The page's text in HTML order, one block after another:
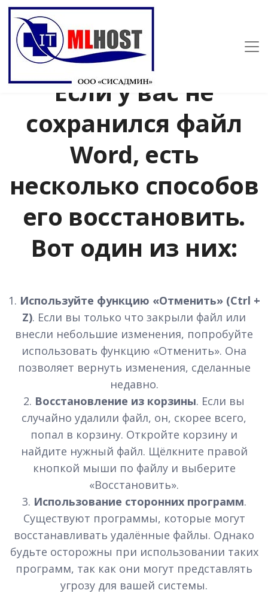
Если у вас не
сохранился файл
Word, есть
несколько способов
его восстановить.
Вот один из них:
1. Используйте функцию «Отменить» (Ctrl +
Z). Если вы только что закрыли файл или
внесли небольшие изменения, попробуйте
использовать функцию «Отменить». Она
позволяет вернуть изменения, сделанные
недавно.
2. Восстановление из корзины. Если вы
случайно удалили файл, он, скорее всего,
попал в корзину. Откройте корзину и
найдите нужный файл. Щёлкните правой
кнопкой мыши по файлу и выберите
«Восстановить».
3. Использование сторонних программ.
Существуют программы, которые могут
восстанавливать удалённые файлы. Однако
будьте осторожны при использовании таких
программ, так как они могут представлять
угрозу для вашей системы.